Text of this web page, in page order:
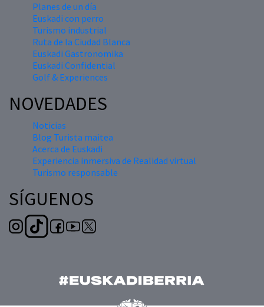
Planes de un día
Euskadi con perro
Turismo industrial
Ruta de la Ciudad Blanca
Euskadi Gastronomika
Euskadi Confidential
Golf & Experiences
NOVEDADES
Noticias
Blog Turista maitea
Acerca de Euskadi
Experiencia inmersiva de Realidad virtual
Turismo responsable
SÍGUENOS